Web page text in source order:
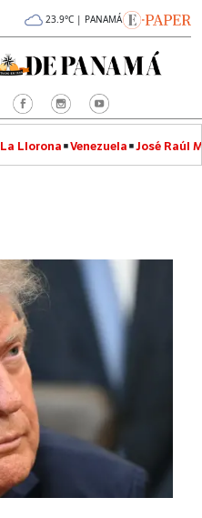
23.9°C | PANAMÁ
La Llorona Venezuela José Raúl